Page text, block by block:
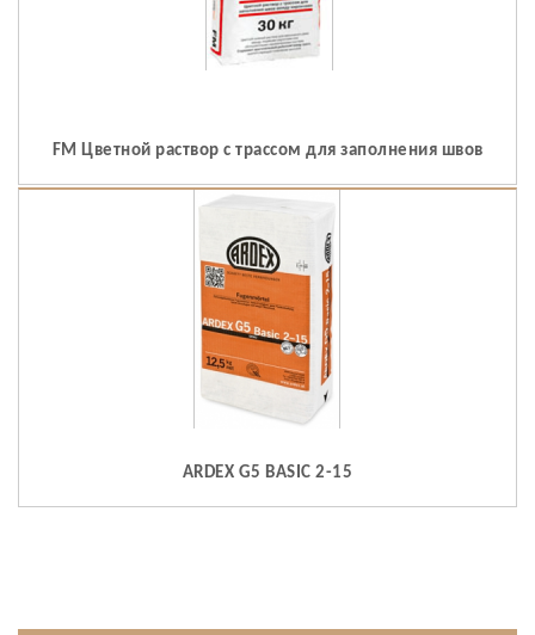
FM Цветной раствор с трассом для заполнения швов
ARDEX G5 BASIC 2-15